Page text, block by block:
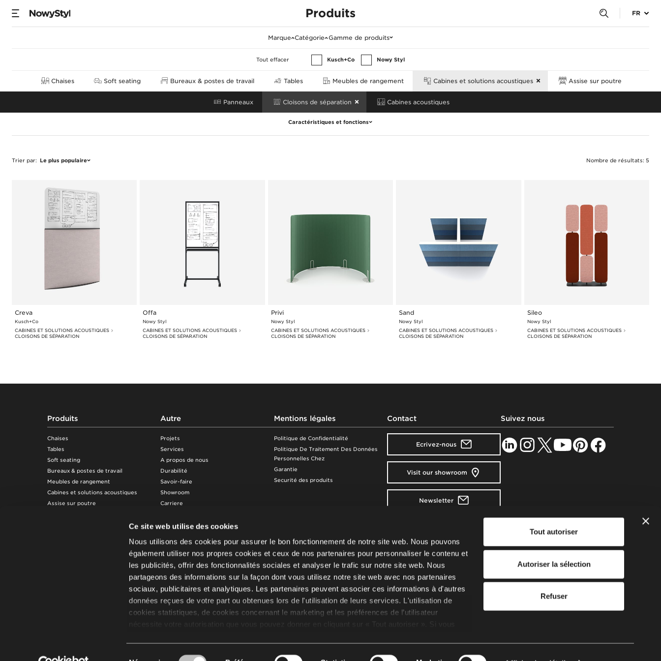
Ce site web utilise des cookies
Nous utilisons des cookies pour assurer le bon fonctionnement de notre site web. Nous pouvons
également utiliser nos propres cookies et ceux de nos partenaires pour personnaliser le contenu et
les publicités, offrir des fonctionnalités sociales et analyser le trafic sur notre site web. Nous
partageons des informations sur la façon dont vous utilisez notre site web avec nos partenaires
sociaux, publicitaires et analytiques. Les partenaires peuvent associer ces informations à d'autres
données reçues de votre part ou obtenues lors de l'utilisation de leurs services. L'utilisation de
cookies statistiques, de cookies concernant le marketing et les préférences de l’utilisateur
Tout autoriser
Autoriser la sélection
Refuser
Produits FR
Marque Catégorie Gamme de produits
Tout effacer Kusch+Co Nowy Styl
Chaises Soft seating Bureaux & postes de travail Tables Meubles de rangement Cabines et solutions acoustiques Assise sur poutre
Panneaux Cloisons de séparation Cabines acoustiques
Caractéristiques et fonctions
Trier par: Le plus populaire Nombre de résultats: 5
Creva
Kusch+Co
CABINES ET SOLUTIONS ACOUSTIQUES
CLOISONS DE SÉPARATION
Offa
Nowy Styl
CABINES ET SOLUTIONS ACOUSTIQUES
CLOISONS DE SÉPARATION
Privi
Nowy Styl
CABINES ET SOLUTIONS ACOUSTIQUES
CLOISONS DE SÉPARATION
Sand
Nowy Styl
CABINES ET SOLUTIONS ACOUSTIQUES
CLOISONS DE SÉPARATION
Sileo
Nowy Styl
CABINES ET SOLUTIONS ACOUSTIQUES
CLOISONS DE SÉPARATION
Produits
Chaises
Tables
Soft seating
Bureaux & postes de travail
Meubles de rangement
Cabines et solutions acoustiques
Assise sur poutre
Autre
Projets
Services
A propos de nous
Durabilité
Savoir-faire
Showroom
Carriere
d'entretien
Mentions légales
Politique de Confidentialité
Politique De Traitement Des Données
Personnelles Chez
Garantie
Securité des produits
Contact
Ecrivez-nous
Visit our showroom
Newsletter
92300 Levallois-Perret, France
info.fr@nowystyl.com
Numéro d'enregistrement en
application de l'article
L. 541-10 du code de
l'Environnement:
Suivez nous